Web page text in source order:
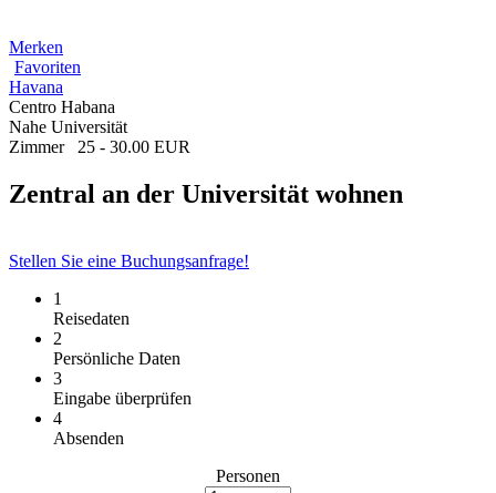
Merken
Favoriten
Havana
Centro Habana
Nahe Universität
Zimmer
25 - 30.00 EUR
Zentral an der Universität wohnen
Stellen Sie eine Buchungsanfrage!
1
Reisedaten
2
Persönliche Daten
3
Eingabe überprüfen
4
Absenden
Personen